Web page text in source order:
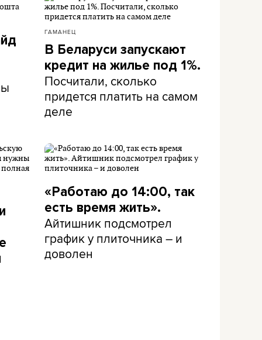
ГАМАНЕЦ
В Беларуси запускают
кредит на жилье под 1%.
Посчитали, сколько
придется платить на самом
деле
«Работаю до 14:00, так
есть время жить».
Айтишник подсмотрел
график у плиточника – и
доволен